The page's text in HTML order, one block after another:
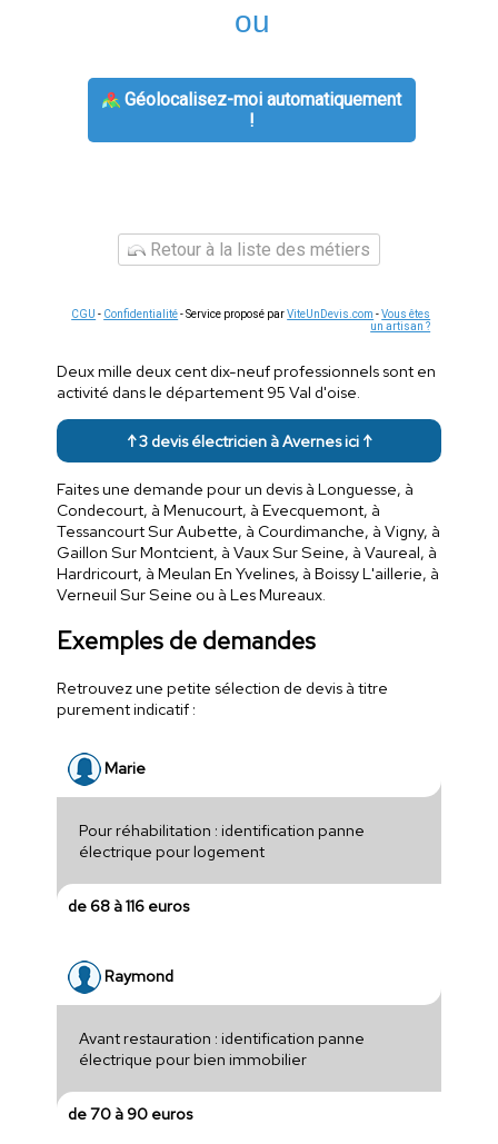
ou
Géolocalisez-moi automatiquement
!
Retour à la liste des métiers
CGU - Confidentialité- Service proposé parViteUnDevis.com -Vous êtes
un artisan ?
Deux mille deux cent dix-neuf professionnels sont en
activité dans le département 95 Val d'oise.
↑ 3 devis électricien à Avernes ici ↑
Faites une demande pour un devis à Longuesse, à
Condecourt, à Menucourt, à Evecquemont, à
Tessancourt Sur Aubette, à Courdimanche, à Vigny, à
Gaillon Sur Montcient, à Vaux Sur Seine, à Vaureal, à
Hardricourt, à Meulan En Yvelines, à Boissy L'aillerie, à
Verneuil Sur Seine ou à Les Mureaux.
Exemples de demandes
Retrouvez une petite sélection de devis à titre
purement indicatif :
Marie
Pour réhabilitation : identification panne
électrique pour logement
de 68 à 116 euros
Raymond
Avant restauration : identification panne
électrique pour bien immobilier
de 70 à 90 euros